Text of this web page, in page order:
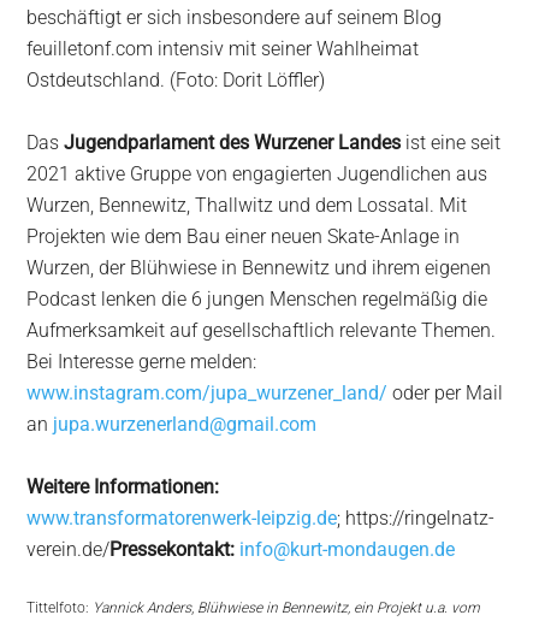
beschäftigt er sich insbesondere auf seinem Blog
feuilletonf.com intensiv mit seiner Wahlheimat
Ostdeutschland. (Foto: Dorit Löffler)
DasJugendparlament des Wurzener Landes ist eine seit
2021 aktive Gruppe von engagierten Jugendlichen aus
Wurzen, Bennewitz, Thallwitz und dem Lossatal. Mit
Projekten wie dem Bau einer neuen Skate-Anlage in
Wurzen, der Blühwiese in Bennewitz und ihrem eigenen
Podcast lenken die 6 jungen Menschen regelmäßig die
Aufmerksamkeit auf gesellschaftlich relevante Themen.
Bei Interesse gerne melden:
www.instagram.com/jupa_wurzener_land/ oder per Mail
an jupa.wurzenerland@gmail.com
Weitere Informationen:
www.transformatorenwerk-leipzig.de; https://ringelnatz-
verein.de/Pressekontakt: info@kurt-mondaugen.de
Tittelfoto: Yannick Anders, Blühwiese in Bennewitz, ein Projekt u.a. vom